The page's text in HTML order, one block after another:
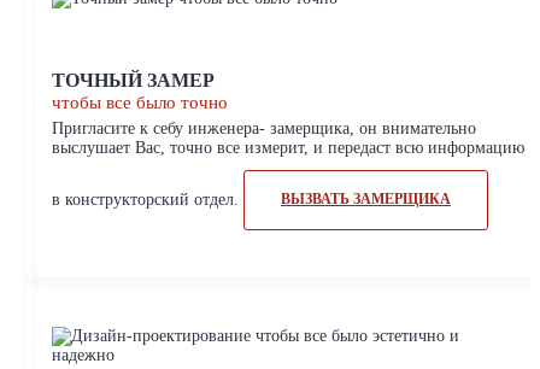
ТОЧНЫЙ ЗАМЕР
чтобы все было точно
Пригласите к себу инженера- замерщика, он внимательно
выслушает Вас, точно все измерит, и передаст всю информацию
в конструкторский отдел. ВЫЗВАТЬ ЗАМЕРЩИКА